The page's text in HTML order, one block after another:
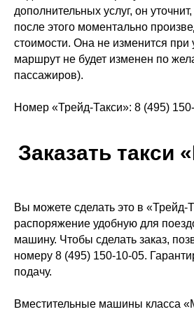
дополнительных услуг, он
после этого моментально
стоимости. Она не изменится при
маршрут не будет изменен по
пассажиров).
Номер «Трейд-Такси»: 8 (495)
Заказать такси
Вы можете сделать это в «Трейд-
распоряжение удобную для
машину. Чтобы сделать заказ,
номеру 8 (495) 150-10-05.
подачу.
Вместительные машины класса